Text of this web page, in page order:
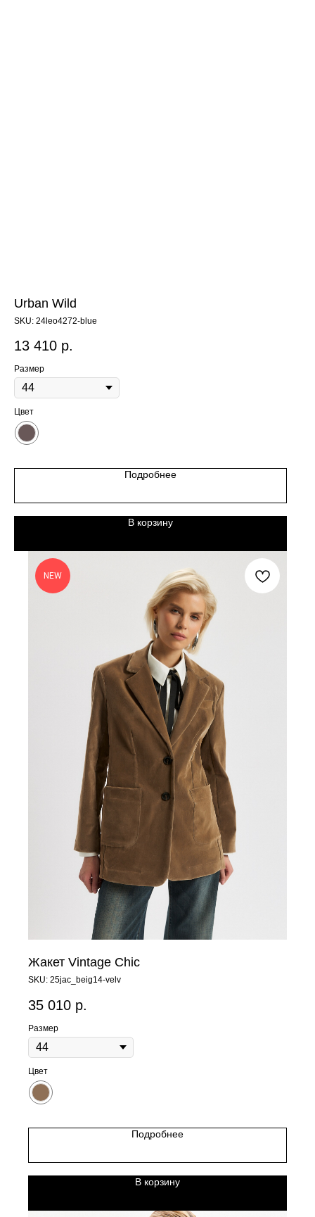
Urban Wild
SKU: 24leo4272-blue
13 410 р.
Размер
Цвет
Подробнее
В корзину
NEW
Жакет Vintage Chic
SKU: 25jac_beig14-velv
35 010 р.
Размер
Цвет
Подробнее
В корзину